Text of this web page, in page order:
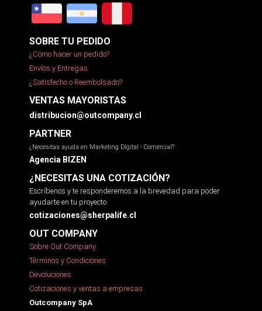
SOBRE TU PEDIDO
¿Cómo hacer un pedido?
Envíos y Entregas
¿Satisfecho o Reembolsado?
VENTAS MAYORISTAS
distribucion@outcompany.cl
PARTNER
¿Necesitas ayuda en Marketing Digital - Comercial?
Agencia BIZEN
¿NECESITAS UNA COTIZACIÓN?
Escríbenos y te responderemos a la brevedad para poder
ayudarte en tu proyecto.
cotizaciones@sherpalife.cl
OUT COMPANY
Sobre Out Company
Términos y Condiciones
Devoluciones
Cotizaciones y ventas a empresas
Outcompany SpA